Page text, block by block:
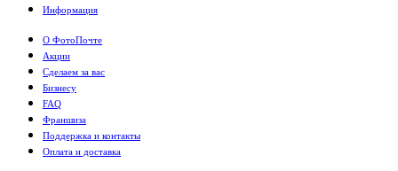
Информация
О ФотоПочте
Акции
Сделаем за вас
Бизнесу
FAQ
Франшиза
Поддержка и контакты
Оплата и доставка